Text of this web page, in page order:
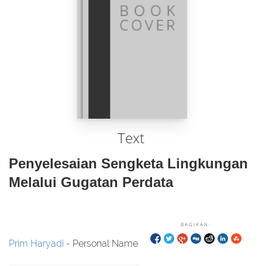
Text
Penyelesaian Sengketa Lingkungan
Melalui Gugatan Perdata
BAGIKAN:
Prim Haryadi - Personal Name